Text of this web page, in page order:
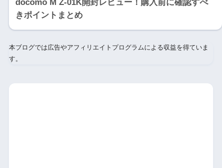
docomo M Z-01K開封レビュー！購入前に確認すべ
きポイントまとめ
本ブログでは広告やアフィリエイトプログラムによる収益を得ていま
す。